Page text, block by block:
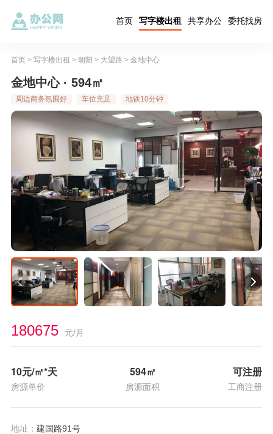
首页 写字楼出租 共享办公 委托找房
首页> 写字楼出租 > 朝阳 > 大望路 > 金地中心
金地中心 · 594㎡
周边商务氛围好 车位充足 地铁10分钟
180675 元/月
10元/㎡*天
房源单价
594㎡
房源面积
可注册
工商注册
地址： 建国路91号